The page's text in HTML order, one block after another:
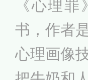
鬼”不得
事。这是
及密码，
《心理
书，作者
心理画像